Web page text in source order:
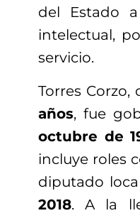
del Estado
intelectual,
servicio.
Torres
años, fue
octubre de
incluye roles
diputado
2018. A la